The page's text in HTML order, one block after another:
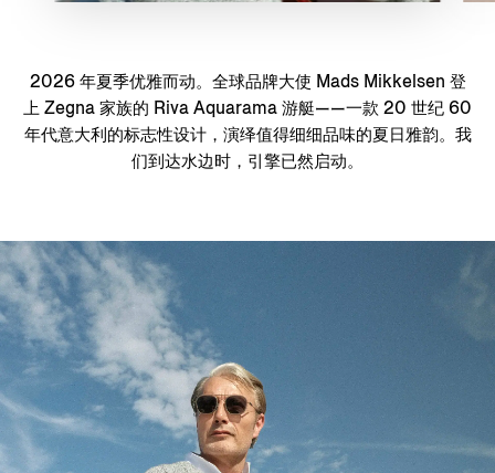
2026 年夏季优雅而动。全球品牌大使 Mads Mikkelsen 登
上 Zegna 家族的 Riva Aquarama 游艇——一款 20 世纪 60
年代意大利的标志性设计，演绎值得细细品味的夏日雅韵。我
们到达水边时，引擎已然启动。